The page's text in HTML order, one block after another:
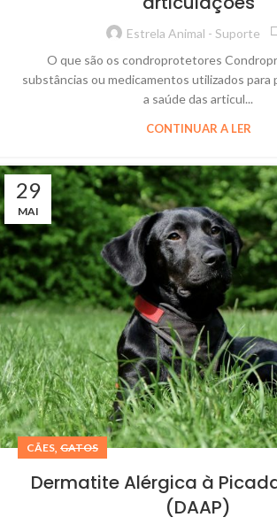
Estrela Animal - Suporte
O que são os condroprotetores
substâncias ou medicamentos utilizados
a saúde das articul...
CONTINUAR A LER
29
MAI
CÃES, GATOS
Dermatite Alérgica à
(DAAP)